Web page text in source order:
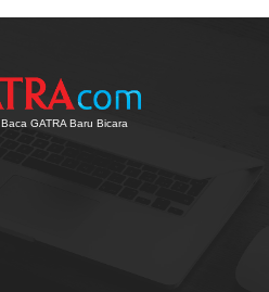
Baca GATRA Baru Bicara